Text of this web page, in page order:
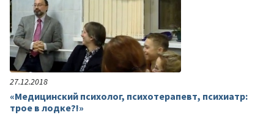
27.12.2018
«Медицинский психолог, психотерапевт, психиатр:
трое в лодке?!»